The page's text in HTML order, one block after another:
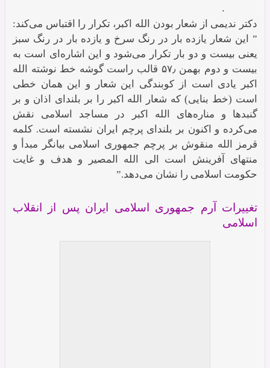
.
دکتر ندیمی از شعار بودن الله اکبر، تکرار را اقتباس می‌کند:
” این شعار یازده بار در رنگ سرخ و یازده بار در رنگ سبز
یعنی بیست و دو بار تکرار می‌شود و این اشاره‌ای است به
بیست و دوم بهمن ۵۷٫ قالب راست گوشه خط نوشته الله
اکبر یادی است از کوبندگی این شعار و این همان خطی
است (خط بنایی) که شعار الله اکبر را بر بلندای اذان و بر
گنبدها و مناره‌های الله اکبر در مساجد اسلامی نقش
می‌کرده و اکنون بر بلندای پرچم ایران نشسته است. کلمه
قرمز الله منقوش بر پرچم جمهوری اسلامی بیانگر مبدأ و
منتهای آفرینش است الی الله المصیر و هدف و غایت
حکومت اسلامی را نشان می‌دهد.”
تغییرات آرم جمهوری اسلامی ایران پس از انقلاب
اسلامی